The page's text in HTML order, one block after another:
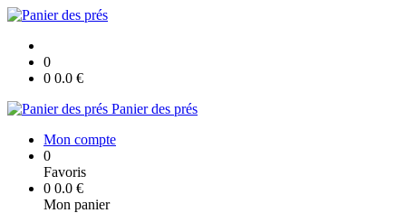
0
0 0.0 €
Panier des prés
Mon compte
0
Favoris
0 0.0 €
Mon panier